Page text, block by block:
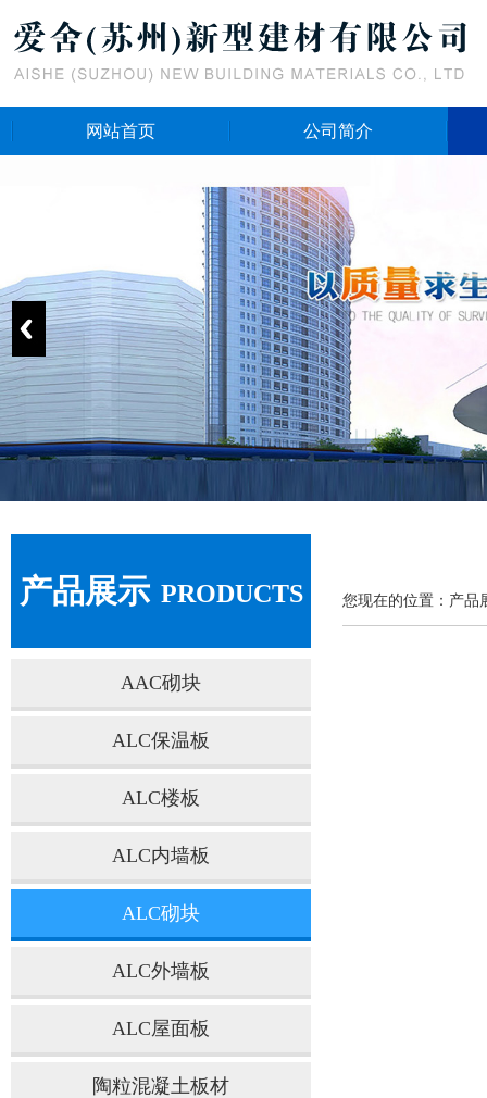
网站首页 公司简介
产品展示 PRODUCTS
AAC砌块
ALC保温板
ALC楼板
ALC内墙板
ALC砌块
ALC外墙板
ALC屋面板
陶粒混凝土板材
您现在的位置：产品